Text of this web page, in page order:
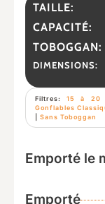
TAILLE:
CAPACITÉ:
TOBOGGAN:
DIMENSIONS:
Filtres:15 à 20
Gonflables
Sans Toboggan
Emporté le
Emporté